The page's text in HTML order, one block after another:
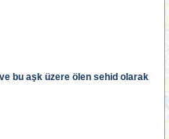
bu aşk üzere ölen sehid olarak